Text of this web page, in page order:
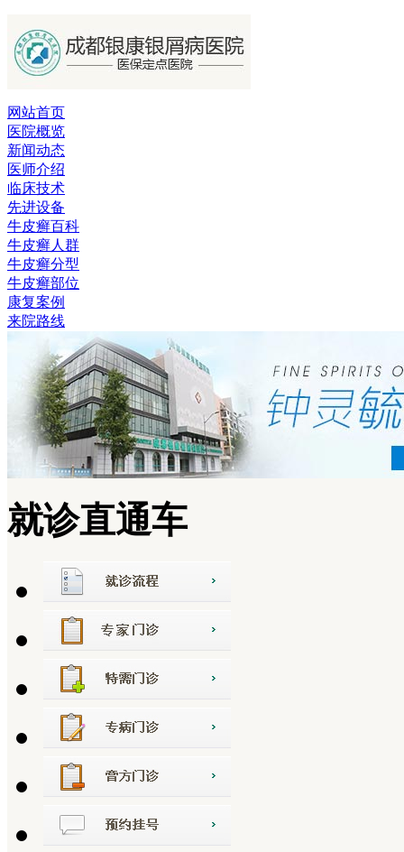
网站首页
医院概览
新闻动态
医师介绍
临床技术
先进设备
牛皮癣百科
牛皮癣人群
牛皮癣分型
牛皮癣部位
康复案例
来院路线
就诊直通车